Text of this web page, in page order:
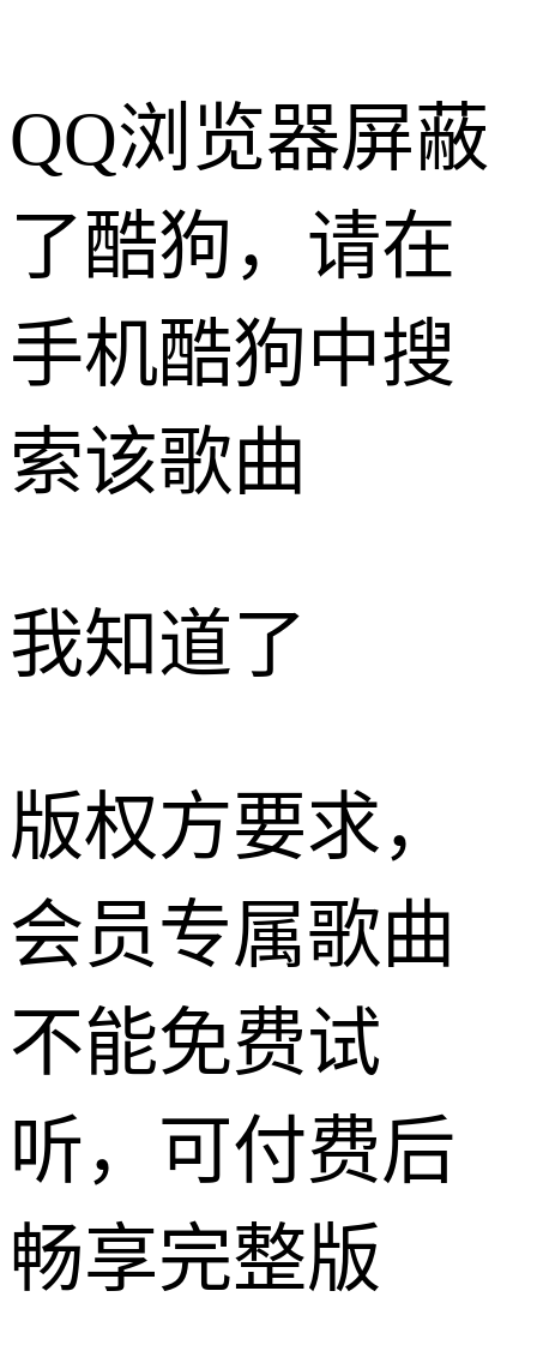
QQ浏览器屏蔽
了酷狗，请在
手机酷狗中搜
索该歌曲
我知道了
版权方要求，
会员专属歌曲
不能免费试
听，可付费后
畅享完整版